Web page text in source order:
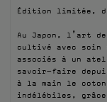
ÉCHANTILLONS
FILMS
À PROPOS
Édition limitée,
Au Japon, l’art
cultivé avec soin
associés à un
savoir-faire
à la main le coton
indélébiles,